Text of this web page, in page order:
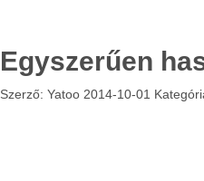
Egyszerűen
Szerző: Yatoo 2014-10-01